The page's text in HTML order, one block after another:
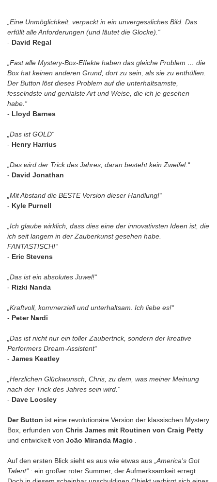
„Eine Unmöglichkeit, verpackt in ein unvergessliches Bild. Das
erfüllt alle Anforderungen (und läutet die Glocke).“
- David Regal
„Fast alle Mystery-Box-Effekte haben das gleiche Problem … die
Box hat keinen anderen Grund, dort zu sein, als sie zu enthüllen.
Der Button löst dieses Problem auf die unterhaltsamste,
fesselndste und genialste Art und Weise, die ich je gesehen
habe.“
- Lloyd Barnes
„Das ist GOLD“
- Henry Harrius
„Das wird der Trick des Jahres, daran besteht kein Zweifel.“
- David Jonathan
„Mit Abstand die BESTE Version dieser Handlung!“
- Kyle Purnell
„Ich glaube wirklich, dass dies eine der innovativsten Ideen ist, die
ich seit langem in der Zauberkunst gesehen habe.
FANTASTISCH!“
- Eric Stevens
„Das ist ein absolutes Juwel!“
- Rizki Nanda
„Kraftvoll, kommerziell und unterhaltsam. Ich liebe es!“
- Peter Nardi
„Das ist nicht nur ein toller Zaubertrick, sondern der kreative
Performers Dream-Assistent“
- James Keatley
„Herzlichen Glückwunsch, Chris, zu dem, was meiner Meinung
nach der Trick des Jahres sein wird.“
- Dave Loosley
Der Button ist eine revolutionäre Version der klassischen Mystery
Box, erfunden von Chris James mit Routinen von Craig Petty
und entwickelt von João Miranda Magic
Auf den ersten Blick sieht es aus wie etwas aus „America's Got
Talent“ : ein großer roter Summer, der Aufmerksamkeit erregt.